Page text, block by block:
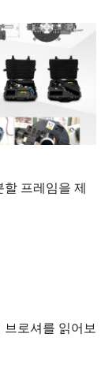
프레임을 제
로셔를 읽어보